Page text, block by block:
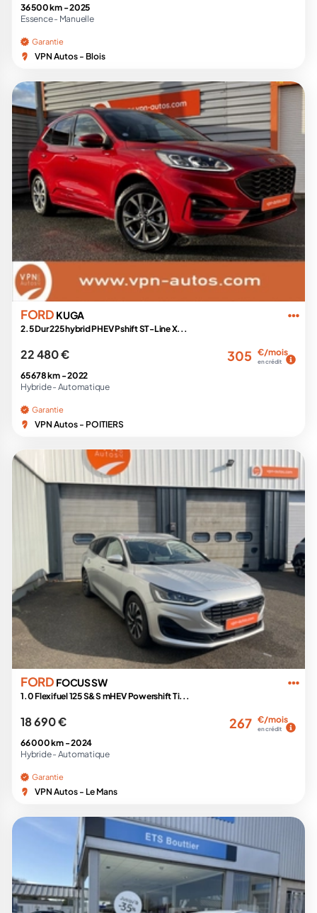
36 500 km -2025
Essence - Manuelle
Garantie
VPN Autos - Blois
FORD KUGA
2.5 Dur 225 hybrid PHEV Pshift ST-Line X...
22 480 € 305 €/mois
en crédit
65 678 km -2022
Hybride - Automatique
Garantie
VPN Autos - POITIERS
FORD FOCUS SW
1.0 Flexifuel 125 S&S mHEV Powershift Ti...
18 690 € 267 €/mois
en crédit
66 000 km -2024
Hybride - Automatique
Garantie
VPN Autos - Le Mans